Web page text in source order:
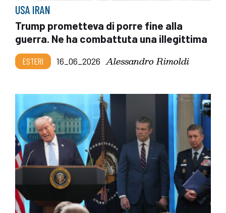
USA IRAN
Trump prometteva di porre fine alla
guerra. Ne ha combattuta una illegittima
ESTERI 16_06_2026 Alessandro Rimoldi